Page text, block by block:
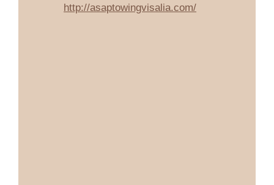
http://asaptowingvisalia.com/